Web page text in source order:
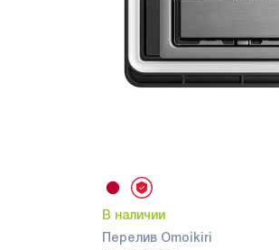
В наличии
Перелив Omoikiri